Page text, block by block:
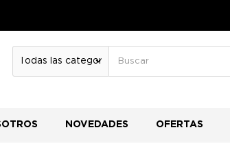
NOVEDADES OFERTAS